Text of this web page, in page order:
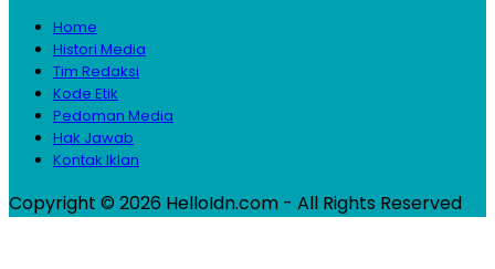
Home
Histori Media
Tim Redaksi
Kode Etik
Pedoman Media
Hak Jawab
Kontak Iklan
Copyright © 2026 HelloIdn.com - All Rights Reserved